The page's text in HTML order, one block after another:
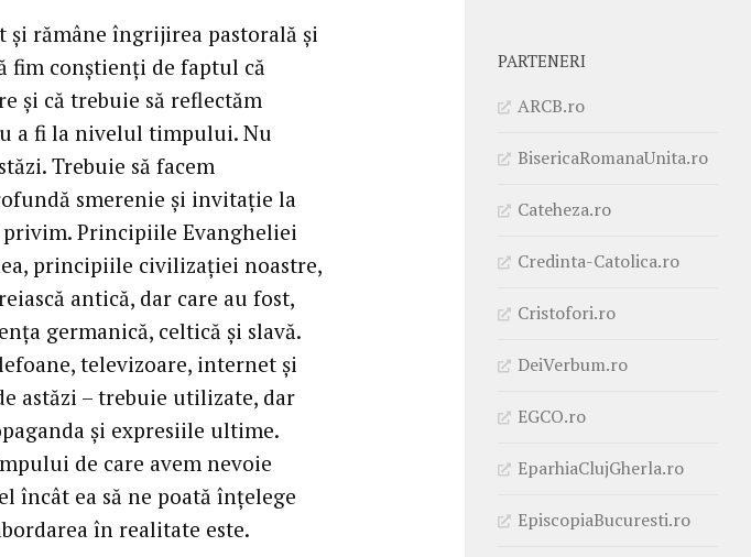
și rămâne îngrijirea pastorală și
fim conștienți de faptul că
și că trebuie să reflectăm
a fi la nivelul timpului. Nu
Trebuie să facem
smerenie și invitație la
privim. Principiile Evangheliei
principiile civilizației noastre,
antică, dar care au fost,
germanică, celtică și slavă.
televizoare, internet și
astăzi – trebuie utilizate, dar
și expresiile ultime.
de care avem nevoie
încât ea să ne poată înțelege
în realitate este.
PARTENERI
ARCB.ro
BisericaRomanaUnita.ro
Cateheza.ro
Credinta-Catolica.ro
Cristofori.ro
DeiVerbum.ro
EGCO.ro
EparhiaClujGherla.ro
EpiscopiaBucuresti.ro